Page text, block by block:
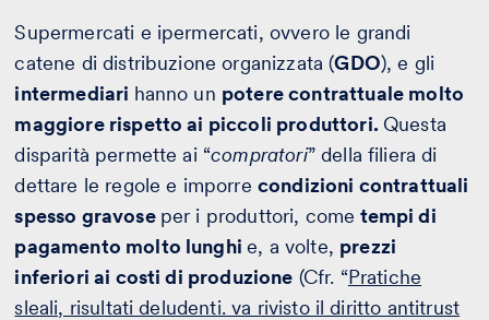
Supermercati e ipermercati, ovvero le grandi
catene di distribuzione organizzata (GDO), e gli
intermediari hanno un potere contrattuale molto
maggiore rispetto ai piccoli produttori. Questa
disparità permette ai “compratori” della filiera di
dettare le regole e imporre condizioni contrattuali
spesso gravose per i produttori, come tempi di
pagamento molto lunghie, a volte, prezzi
inferiori ai costi di produzione (Cfr. “Pratiche
sleali, risultati deludenti. va rivisto il diritto antitrust